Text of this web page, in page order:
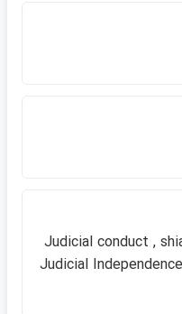
Judicial conduct ,
Judicial